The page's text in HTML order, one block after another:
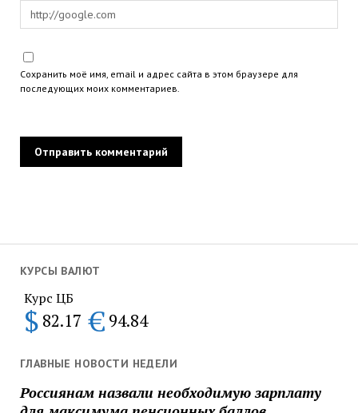
КУРСЫ ВАЛЮТ
Курс ЦБ
$ 82.17 € 94.84
ГЛАВНЫЕ НОВОСТИ НЕДЕЛИ
Россиянам назвали необходимую зарплату
Сохранить моё имя, email и адрес сайта в этом браузере для
последующих моих комментариев.